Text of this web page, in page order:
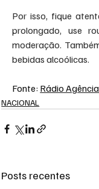
Por isso, fique
prolongado, use
moderação.
bebidas alcoólicas.
Fonte: Rádio
NACIONAL
Posts recentes